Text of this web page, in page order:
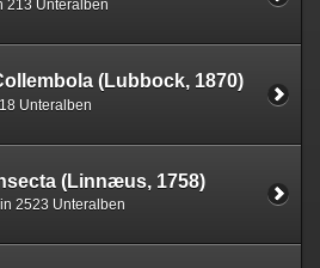
213 Unteralben
(Lubbock, 1870)
Unteralben
(Linnæus, 1758)
2523 Unteralben